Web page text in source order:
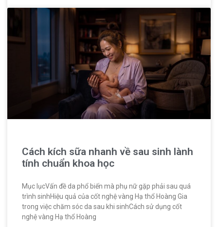
Cách kích sữa nhanh về sau sinh lành
tính chuẩn khoa học
Mục lụcVấn đề da phổ biến mà phụ nữ gặp phải sau quá
trình sinhHiệu quả của cốt nghệ vàng Hạ thổ Hoàng Gia
trong việc chăm sóc da sau khi sinhCách sử dụng cốt
nghệ vàng Hạ thổ Hoàng